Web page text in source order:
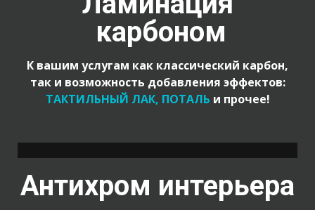
карбоном
К вашим услугам как классический карбон,
так и возможность добавления эффектов:
ТАКТИЛЬНЫЙ ЛАК, ПОТАЛЬ и прочее!
Антихром интерьера